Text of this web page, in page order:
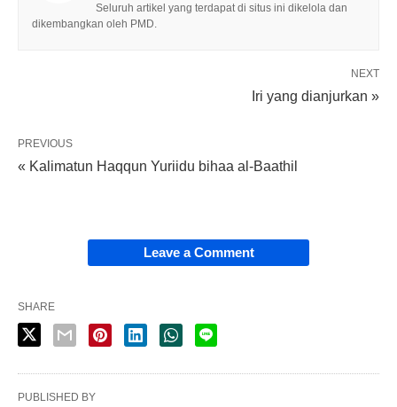
Seluruh artikel yang terdapat di situs ini dikelola dan
dikembangkan oleh PMD.
NEXT
Iri yang dianjurkan »
PREVIOUS
« Kalimatun Haqqun Yuriidu bihaa al-Baathil
Leave a Comment
SHARE
PUBLISHED BY